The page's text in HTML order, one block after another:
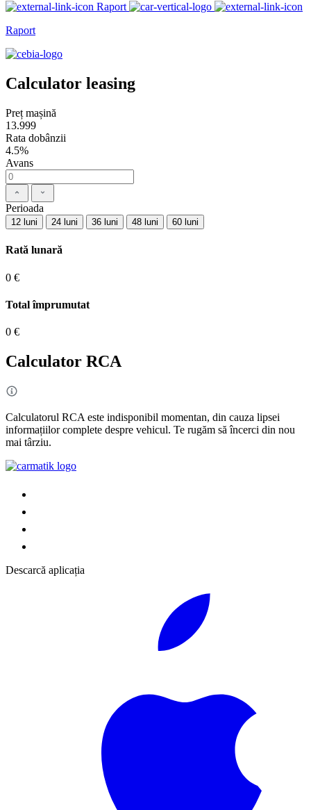
Raport
Raport
Calculator leasing
Preț mașină
13.999
Rata dobânzii
4.5%
Avans
Perioada
12 luni 24 luni 36 luni 48 luni 60 luni
Rată lunară
0 €
Total împrumutat
0 €
Calculator RCA
Calculatorul RCA este indisponibil momentan, din cauza lipsei
informațiilor complete despre vehicul. Te rugăm să încerci din nou
mai târziu.
Descarcă aplicația